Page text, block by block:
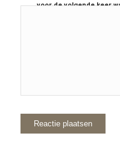
voor de volgende keer